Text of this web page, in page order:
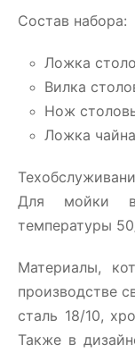
Состав набора:
Ложка
Вилка
Нож
Ложка
Для мойки
температуры
Материалы,
производстве
сталь 18/10,
Также в